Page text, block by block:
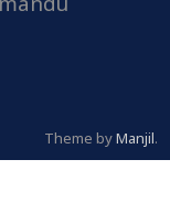
Theme byManjil.